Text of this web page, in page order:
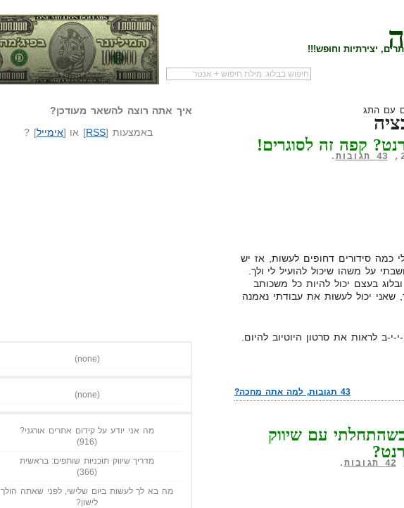
יצירתיות וחופש!!!
שאל שאלה המיליונר בפיג'מה שיווק שותפים עם התג
קפה זה לסוגרים!
43 תגובות .
כמה סידורים דחופים לעשות, אז יש
על משהו שיכול להועיל לי ולך.
בעצם יכול להיות כל משכותב
שאני יכול לעשות את עבודתי נאמנה
ב לראות את סרטון היוטיוב להיום.
43 תגובות, למה אתה מחכה?
עם שיווק
42 תגובות .
איך אתה רוצה להשאר מעודכן?
באמצעות [RSS] או [אימייל] ?
(none)
(none)
מה אני יודע על קידום אתרים אורגני?
(916)
מדריך שיווק תוכניות שותפים: בראשית
(366)
מה בא לך לעשות ביום שלישי, לפני שאתה הולך
לישון?